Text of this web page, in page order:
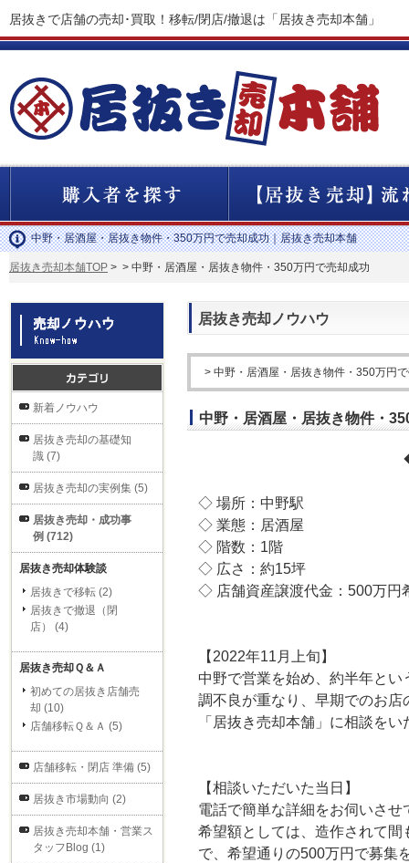
居抜きで店舗の売却･買取！移転/閉店/撤退は「居抜き売却本舗」
っ
様
中野・居酒屋・居抜き物件・350万円で売却成功｜居抜き売却本舗
居抜き売却本舗TOP > > 中野・居酒屋・居抜き物件・350万円で売却成功
居抜き売却ノウハウ
> 中野・居酒屋・居抜き物件・350万円
中野・居酒屋・居抜き物件・
◇ 場所：中野駅
◇ 業態：居酒屋
◇ 階数：1階
◇ 広さ：約15坪
◇ 店舗資産譲渡代金：500万円
【2022年11月上旬】
中野で営業を始め、約半年と
調不良が重なり、早期でのお
「居抜き売却本舗」に相談を
【相談いただいた当日】
電話で簡単な詳細をお伺いさ
希望額としては、造作されて
で、希望通りの500万円で募集
新着ノウハウ
居抜き売却の基礎知
識 (7)
居抜き売却の実例集 (5)
居抜き売却・成功事
例 (712)
居抜き売却体験談
居抜きで移転 (2)
居抜きで撤退（閉
店） (4)
居抜き売却Ｑ＆Ａ
初めての居抜き店舗売
却 (10)
店舗移転Ｑ＆Ａ (5)
店舗移転・閉店 準備 (5)
居抜き市場動向 (2)
居抜き売却本舗・営業ス
タッフBlog (1)